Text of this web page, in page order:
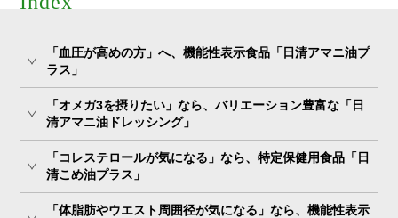
「血圧が高めの方」へ、機能性表示食品「日清アマニ油プ
ラス」
「オメガ3を摂りたい」なら、バリエーション豊富な「日
清アマニ油ドレッシング」
「コレステロールが気になる」なら、特定保健用食品「日
清こめ油プラス」
「体脂肪やウエスト周囲径が気になる」なら、機能性表示